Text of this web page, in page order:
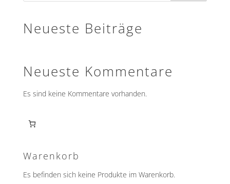
Neueste Beiträge
Neueste Kommentare
Es sind keine Kommentare vorhanden.
Warenkorb
Es befinden sich keine Produkte im Warenkorb.